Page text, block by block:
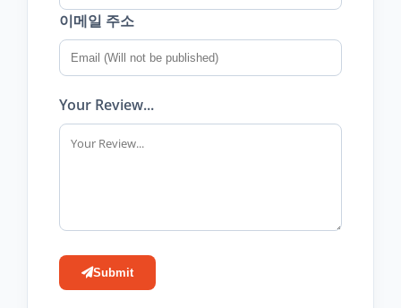
이메일 주소
Your Review...
Submit